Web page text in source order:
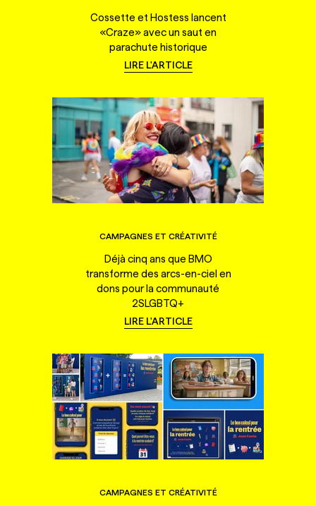
Cossette et Hostess lancent
«Craze» avec un saut en
parachute historique
LIRE L'ARTICLE
CAMPAGNES ET CRÉATIVITÉ
Déjà cinq ans que BMO
transforme des arcs-en-ciel en
dons pour la communauté
2SLGBTQ+
LIRE L'ARTICLE
CAMPAGNES ET CRÉATIVITÉ